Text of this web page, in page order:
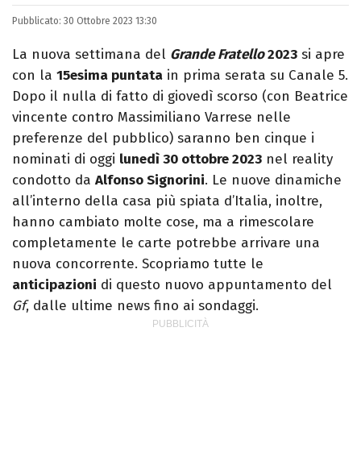
Laurea in Lettere, smania di viaggi e
Pixar).
Pubblicato: 30 Ottobre 2023 13:30
La nuova settimana del Grande Fratello2023 si apre
con la 15esima puntata in prima serata su Canale 5.
Dopo il nulla di fatto di giovedì scorso (con Beatrice
vincente contro Massimiliano Varrese nelle
preferenze del pubblico) saranno ben cinque i
nominati di oggi lunedì 30 ottobre 2023 nel reality
condotto da Alfonso Signorini. Le nuove dinamiche
all’interno della casa più spiata d’Italia, inoltre,
hanno cambiato molte cose, ma a rimescolare
completamente le carte potrebbe arrivare una
nuova concorrente. Scopriamo tutte le
anticipazioni di questo nuovo appuntamento del
Gf, dalle ultime news fino ai sondaggi.